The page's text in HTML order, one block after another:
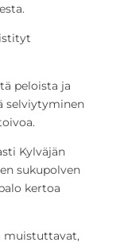
peloista ja
selviytyminen
Kylväjän
sukupolven
kertoa
muistuttavat,